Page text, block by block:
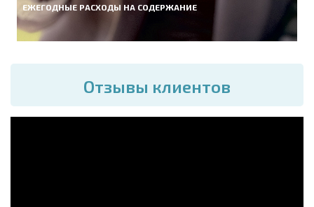
ЕЖЕГОДНЫЕ РАСХОДЫ НА СОДЕРЖАНИЕ
Отзывы клиентов